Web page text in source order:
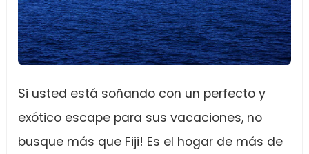
Si usted está soñando con un perfecto y
exótico escape para sus vacaciones, no
busque más que Fiji! Es el hogar de más de